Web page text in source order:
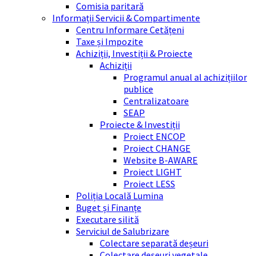
Comisia paritară
Informații Servicii & Compartimente
Centru Informare Cetățeni
Taxe și Impozite
Achiziții, Investiții & Proiecte
Achiziții
Programul anual al achizițiilor
publice
Centralizatoare
SEAP
Proiecte & Investiții
Proiect ENCOP
Proiect CHANGE
Website B-AWARE
Proiect LIGHT
Proiect LESS
Poliția Locală Lumina
Buget și Finanțe
Executare silită
Serviciul de Salubrizare
Colectare separată deșeuri